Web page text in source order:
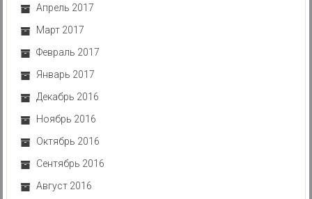
Апрель 2017
Март 2017
Февраль 2017
Январь 2017
Декабрь 2016
Ноябрь 2016
Октябрь 2016
Сентябрь 2016
Август 2016